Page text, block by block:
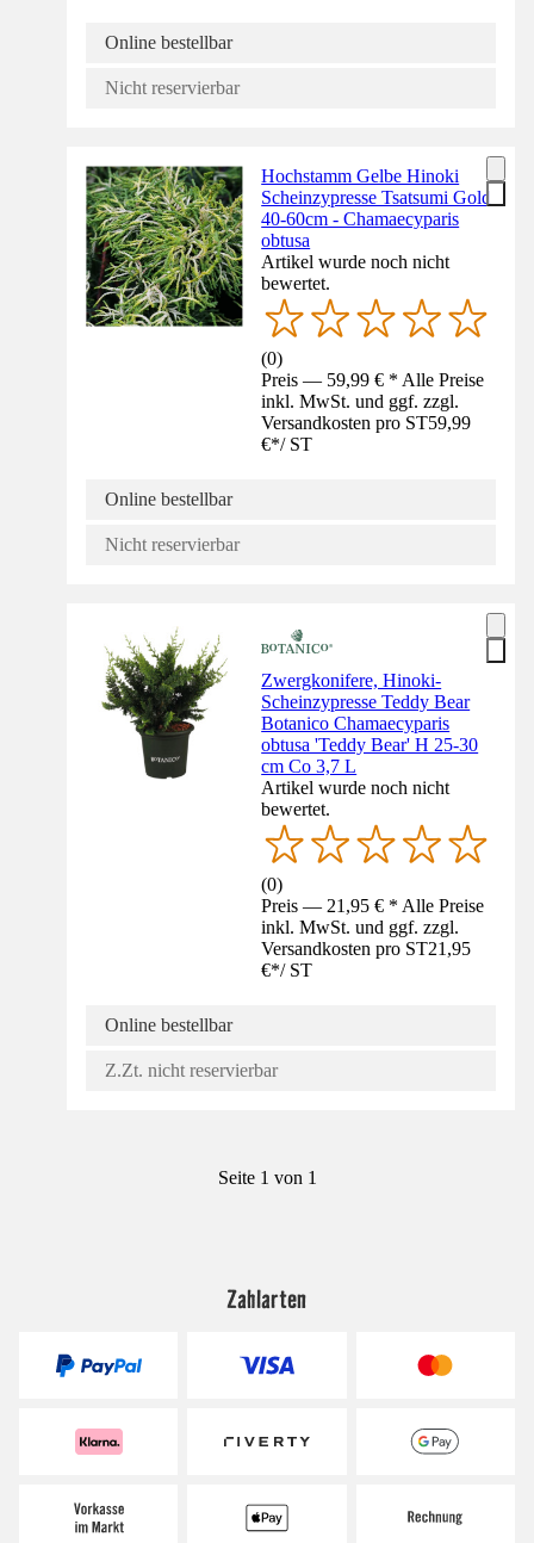
Online bestellbar
Nicht reservierbar
Hochstamm Gelbe Hinoki
Scheinzypresse Tsatsumi Gold
40-60cm - Chamaecyparis
obtusa
Artikel wurde noch nicht
bewertet.
(0)
Preis — 59,99 € * Alle Preise
inkl. MwSt. und ggf. zzgl.
Versandkosten pro ST59,99
€*/ ST
Online bestellbar
Nicht reservierbar
Zwergkonifere, Hinoki-
Scheinzypresse Teddy Bear
Botanico Chamaecyparis
obtusa 'Teddy Bear' H 25-30
cm Co 3,7 L
Artikel wurde noch nicht
bewertet.
(0)
Preis — 21,95 € * Alle Preise
inkl. MwSt. und ggf. zzgl.
Versandkosten pro ST21,95
€*/ ST
Online bestellbar
Z.Zt. nicht reservierbar
Seite 1 von 1
Zahlarten